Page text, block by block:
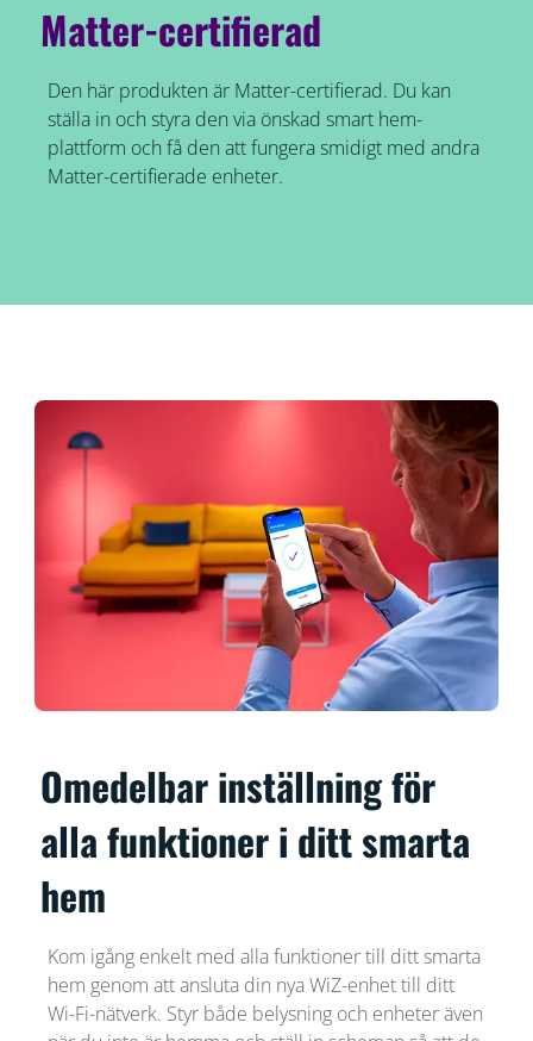
Matter-certifierad
Den här produkten är Matter-certifierad. Du kan
ställa in och styra den via önskad smart hem-
plattform och få den att fungera smidigt med andra
Matter-certifierade enheter.
Omedelbar inställning för
alla funktioner i ditt smarta
hem
Kom igång enkelt med alla funktioner till ditt smarta
hem genom att ansluta din nya WiZ-enhet till ditt
Wi-Fi-nätverk. Styr både belysning och enheter även